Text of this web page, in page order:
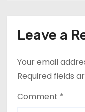
n
Leave a
Your email
Required fields
Comment *